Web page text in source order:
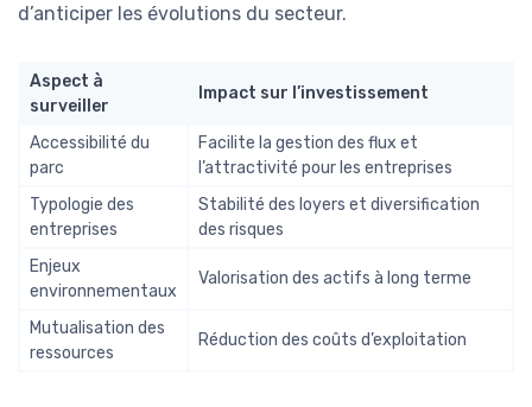
d’anticiper les évolutions du secteur.
Aspect à
surveiller
Impact sur l’investissement
Accessibilité du
parc
Facilite la gestion des flux et
l’attractivité pour les entreprises
Typologie des
entreprises
Stabilité des loyers et diversification
des risques
Enjeux
environnementaux
Valorisation des actifs à long terme
Mutualisation des
ressources
Réduction des coûts d’exploitation